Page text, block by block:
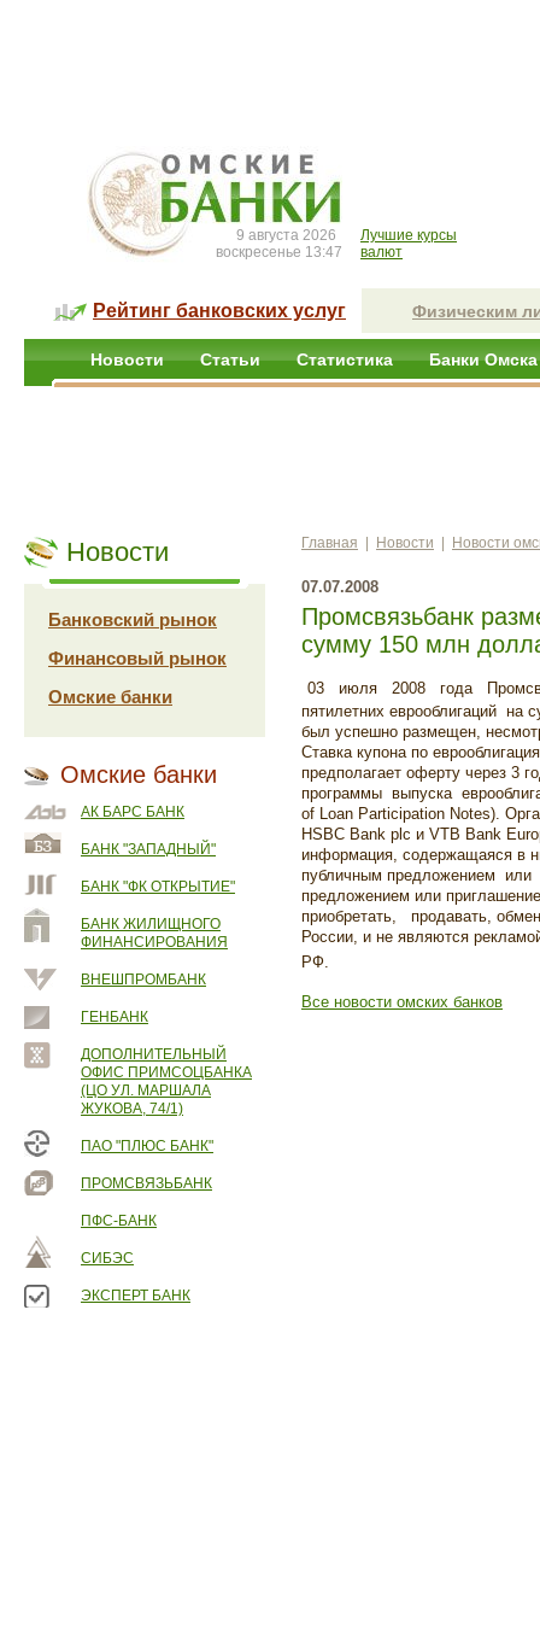
9 августа 2026
воскресенье 13:47
Лучшие курсы
валют
Рейтинг банковских услуг Физическим
Новости Статьи Статистика Банки Омска
Новости
Банковский рынок
Финансовый рынок
Омские банки
Омские банки
АК БАРС БАНК
БАНК "ЗАПАДНЫЙ"
БАНК "ФК ОТКРЫТИЕ"
БАНК ЖИЛИЩНОГО
ФИНАНСИРОВАНИЯ
ВНЕШПРОМБАНК
ГЕНБАНК
ДОПОЛНИТЕЛЬНЫЙ
ОФИС ПРИМСОЦБАНКА
(ЦО УЛ. МАРШАЛА
ЖУКОВА, 74/1)
ПАО "ПЛЮС БАНК"
ПРОМСВЯЗЬБАНК
ПФС-БАНК
СИБЭС
ЭКСПЕРТ БАНК
Главная Новости Новости
07.07.2008
Промсвязьбанк
сумму 150 млн
03 июля 2008 года
пятилетних еврооблигаций
был успешно размещен,
Ставка купона по
предполагает оферту через 3
программы выпуска
of Loan Participation Notes).
HSBC Bank plc и VTB Bank
информация, содержащаяся в
публичным предложением
предложением или
приобретать, продавать,
России, и не являются
РФ.
Все новости омских банков